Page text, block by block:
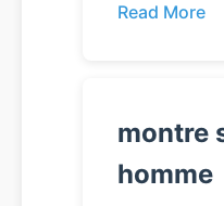
Read More
montre
homme